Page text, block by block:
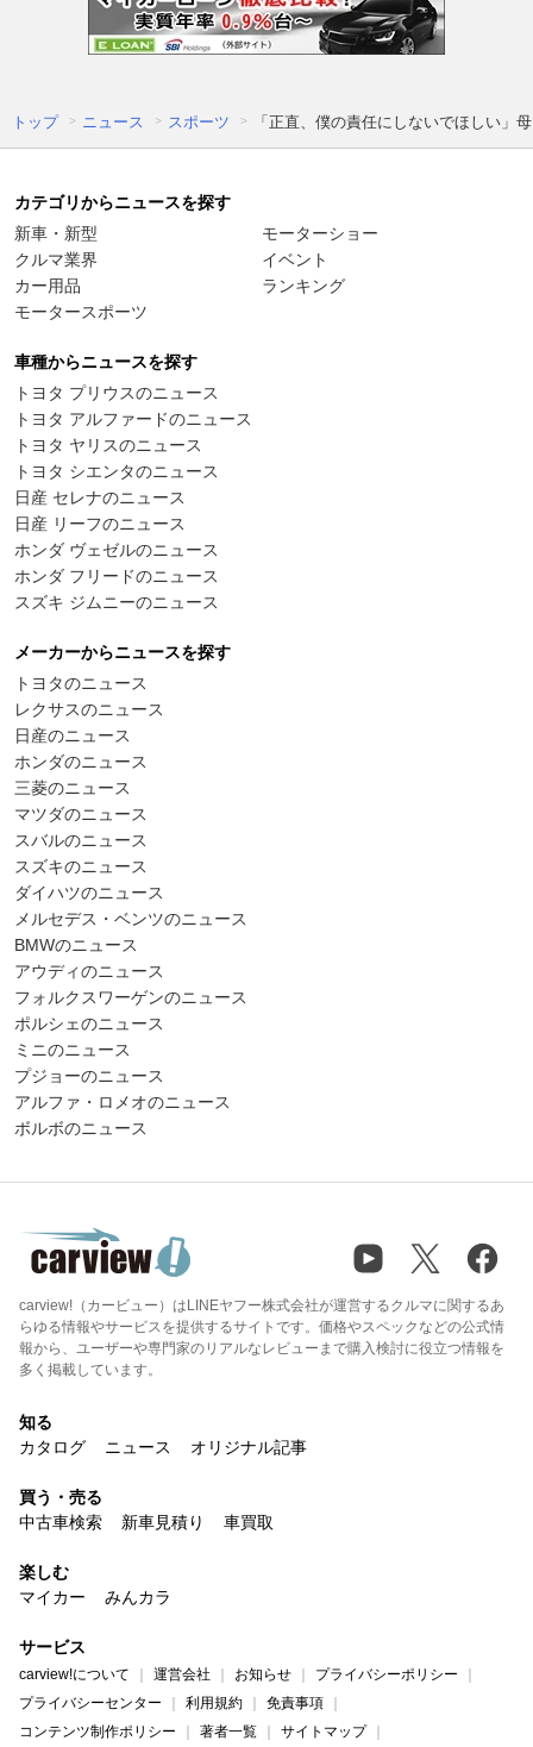
トップ ニュース スポーツ 「正直、僕の責任にしないでほしい」
カテゴリからニュースを探す
新車・新型
クルマ業界
カー用品
モータースポーツ
モーターショー
イベント
ランキング
車種からニュースを探す
トヨタ プリウスのニュース
トヨタ アルファードのニュース
トヨタ ヤリスのニュース
トヨタ シエンタのニュース
日産 セレナのニュース
日産 リーフのニュース
ホンダ ヴェゼルのニュース
ホンダ フリードのニュース
スズキ ジムニーのニュース
メーカーからニュースを探す
トヨタのニュース
レクサスのニュース
日産のニュース
ホンダのニュース
三菱のニュース
マツダのニュース
スバルのニュース
スズキのニュース
ダイハツのニュース
メルセデス・ベンツのニュース
BMWのニュース
アウディのニュース
フォルクスワーゲンのニュース
ポルシェのニュース
ミニのニュース
プジョーのニュース
アルファ・ロメオのニュース
ボルボのニュース
carview!（カービュー）はLINEヤフー株式会社が運営するクルマに関するあ
らゆる情報やサービスを提供するサイトです。価格やスペックなどの公式情
報から、ユーザーや専門家のリアルなレビューまで購入検討に役立つ情報を
多く掲載しています。
知る
カタログ
ニュース オリジナル記事
買う・売る
中古車検索
新車見積り 車買取
楽しむ
マイカー
みんカラ
サービス
carview!について 運営会社 お知らせ
プライバシーポリシー
プライバシーセンター
利用規約
免責事項
コンテンツ制作ポリシー
著者一覧 サイトマップ